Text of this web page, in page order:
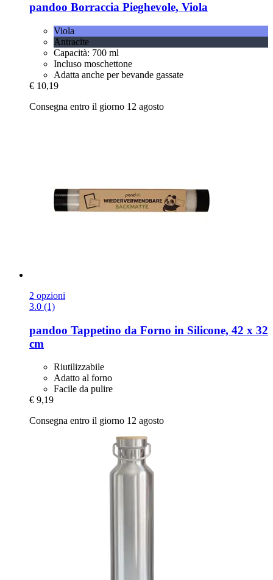
pandoo Borraccia Pieghevole, Viola
Viola
Antracite
Capacità: 700 ml
Incluso moschettone
Adatta anche per bevande gassate
€ 10,19
Consegna entro il giorno 12 agosto
2 opzioni
3.0 (1)
pandoo Tappetino da Forno in Silicone, 42 x 32
cm
Riutilizzabile
Adatto al forno
Facile da pulire
€ 9,19
Consegna entro il giorno 12 agosto